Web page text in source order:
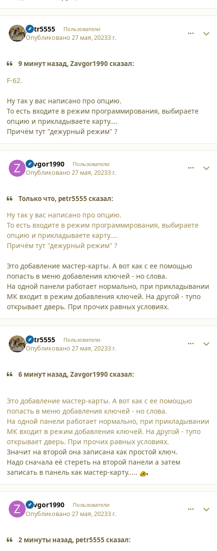
petr5555 Пользователи
Опубликовано27 мая, 20233 г.
9 минут назад, Zavgor1990 сказал:
F-62.
Ну так у вас написано про опцию.
То есть входите в режим программирования, выбираете
опцию и прикладываете карту....
Причём тут "дежурный режим" ?
Zavgor1990 Пользователи
Опубликовано27 мая, 20233 г.
Только что, petr5555 сказал:
Ну так у вас написано про опцию.
То есть входите в режим программирования, выбираете
опцию и прикладываете карту....
Причём тут "дежурный режим" ?
Это добавление мастер-карты. А вот как с ее помощью
попасть в меню добавления ключей - но слова.
На одной панели работает нормально, при прикладывании
МК входит в режим добавления ключей. На другой - тупо
открывает дверь. При прочих равных условиях.
petr5555 Пользователи
Опубликовано27 мая, 20233 г.
6 минут назад, Zavgor1990 сказал:
Это добавление мастер-карты. А вот как с ее помощью
попасть в меню добавления ключей - но слова.
На одной панели работает нормально, при прикладывании
МК входит в режим добавления ключей. На другой - тупо
открывает дверь. При прочих равных условиях.
Значит на второй она записана как простой ключ.
Надо сначала её стереть на второй панели а затем
записать в панель как мастер-карту.....
Zavgor1990 Пользователи
Опубликовано27 мая, 20233 г.
2 минуты назад, petr5555 сказал: